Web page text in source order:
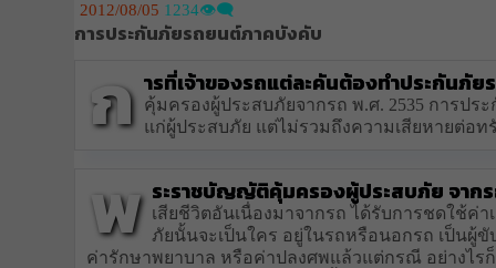
2012/08/05 1234👁️‍🗨️
การประกันภัยรถยนต์ภาคบังคับ
ก ารที่เจ้าของรถแต่ละคันต้องทำประกันภั
คุ้มครองผู้ประสบภัยจากรถ พ.ศ. 2535 การป
แก่ผู้ประสบภัย แต่ไม่รวมถึงความเสียหายต่อท
พ ระราชบัญญัติคุ้มครองผู้ประสบภัย จากร
เสียชีวิตอันเนื่องมาจากรถ ได้รับการชดใช้ค่
ภัยนั้นจะเป็นใคร อยู่ในรถหรือนอกรถ เป็นผู้ขั
ค่ารักษาพยาบาล หรือค่าปลงศพแล้วแต่กรณี อย่างไ